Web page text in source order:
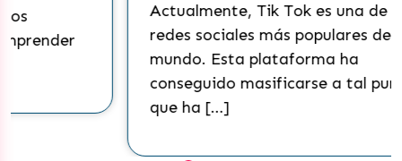
Actualmente, Tik Tok es una de las
redes sociales más populares del
mundo. Esta plataforma ha
conseguido masificarse a tal punto
que ha […]